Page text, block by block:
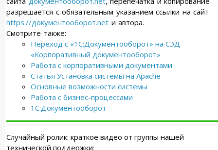
разрешается с обязательным указанием ссылки на сайт
https://документооборот.net и автора.
Смотрите также:
Переход с «1С:Документооборот» на СЭД
«Корпоративный документооборот»
Работа с корпоративными документами
Статья Установка системы на Apache
Основные возможности системы
Работа с бизнес-процессами
1С:Документооборот
Случайный ролик: краткое видео от группы нашей
технической поддержки: